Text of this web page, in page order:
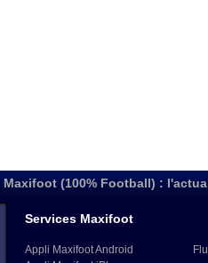
Maxifoot (100% Football) :
Services Maxifoot
Appli Maxifoot Android